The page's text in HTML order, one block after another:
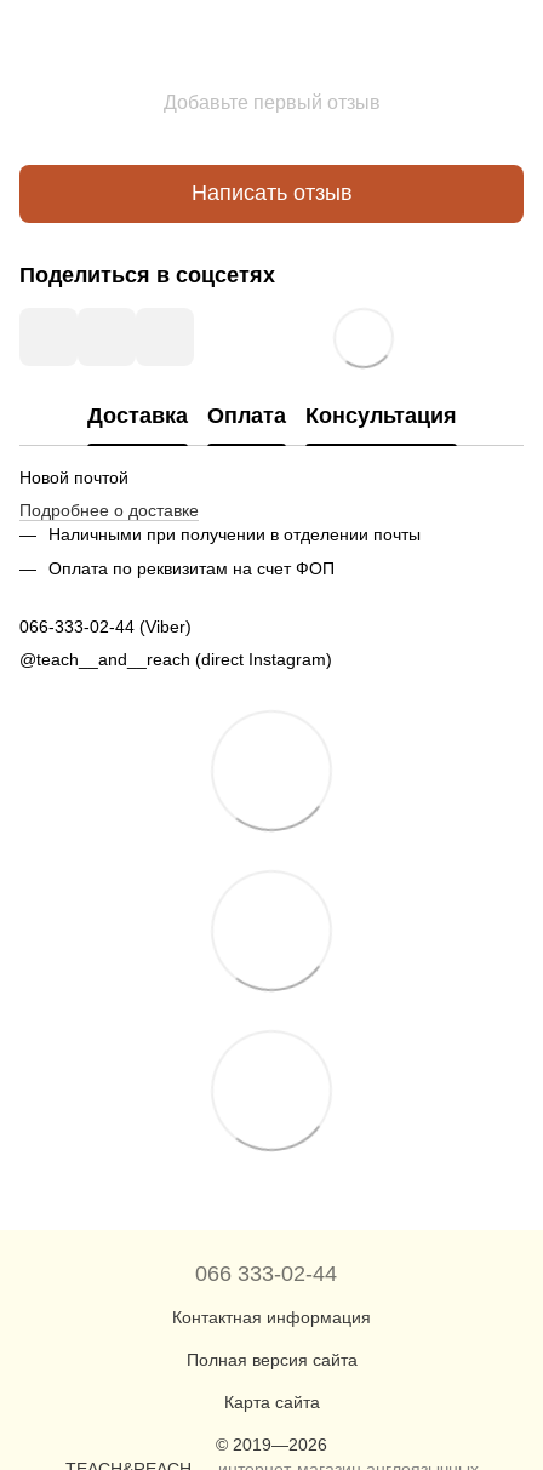
Добавьте первый отзыв
Написать отзыв
Поделиться в соцсетях
Доставка Оплата Консультация
Новой почтой
Подробнее о доставке
Наличными при получении в отделении почты
Оплата по реквизитам на счет ФОП
066-333-02-44 (Viber)
@teach__and__reach (direct Instagram)
066 333-02-44
Контактная информация
Полная версия сайта
Карта сайта
© 2019—2026